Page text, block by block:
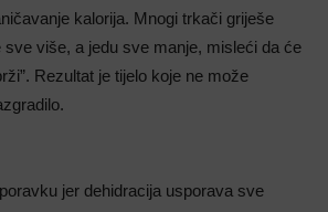
kalorija. Mnogi trkači griješe
više, a jedu sve manje, misleći da će
Rezultat je tijelo koje ne može
jer dehidracija usporava sve